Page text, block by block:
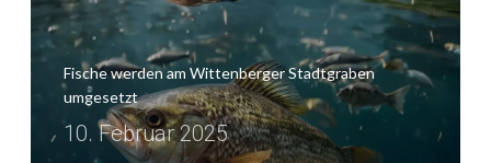
Fische werden am Wittenberger Stadtgraben
umgesetzt
10. Februar 2025